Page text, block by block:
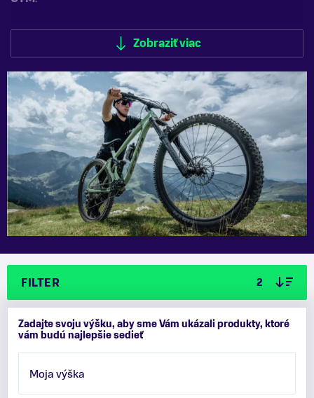
Zobraziť viac
Zobraziť menej
FILTER 2
Zadajte svoju výšku, aby sme Vám ukázali produkty, ktoré
vám budú najlepšie sedieť
Moja výška